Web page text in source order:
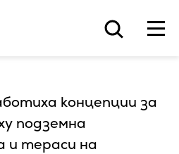
концепции за
подземна
и тераси на